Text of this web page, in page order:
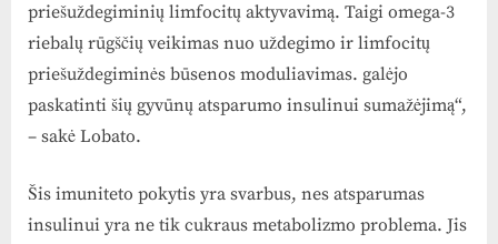
priešuždegiminių limfocitų aktyvavimą. Taigi omega-3
riebalų rūgščių veikimas nuo uždegimo ir limfocitų
priešuždegiminės būsenos moduliavimas. galėjo
paskatinti šių gyvūnų atsparumo insulinui sumažėjimą“,
– sakė Lobato.
Šis imuniteto pokytis yra svarbus, nes atsparumas
insulinui yra ne tik cukraus metabolizmo problema. Jis